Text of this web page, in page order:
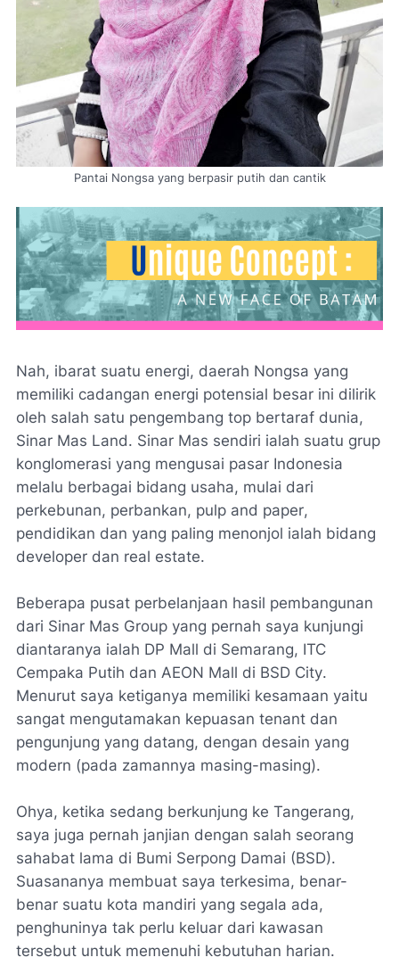
Pantai Nongsa yang berpasir putih dan cantik
Nah, ibarat suatu energi, daerah Nongsa yang
memiliki cadangan energi potensial besar ini dilirik
oleh salah satu pengembang top bertaraf dunia,
Sinar Mas Land. Sinar Mas sendiri ialah suatu grup
konglomerasi yang mengusai pasar Indonesia
melalu berbagai bidang usaha, mulai dari
perkebunan, perbankan, pulp and paper,
pendidikan dan yang paling menonjol ialah bidang
developer dan real estate.
Beberapa pusat perbelanjaan hasil pembangunan
dari Sinar Mas Group yang pernah saya kunjungi
diantaranya ialah DP Mall di Semarang, ITC
Cempaka Putih dan AEON Mall di BSD City.
Menurut saya ketiganya memiliki kesamaan yaitu
sangat mengutamakan kepuasan tenant dan
pengunjung yang datang, dengan desain yang
modern (pada zamannya masing-masing).
Ohya, ketika sedang berkunjung ke Tangerang,
saya juga pernah janjian dengan salah seorang
sahabat lama di Bumi Serpong Damai (BSD).
Suasananya membuat saya terkesima, benar-
benar suatu kota mandiri yang segala ada,
penghuninya tak perlu keluar dari kawasan
tersebut untuk memenuhi kebutuhan harian.